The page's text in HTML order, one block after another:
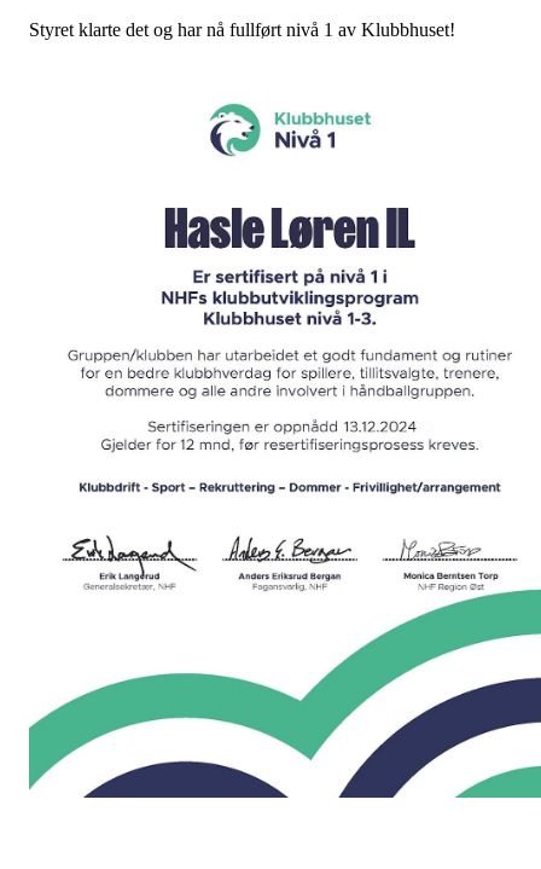
Styret klarte det og har nå fullført nivå 1 av Klubbhuset!